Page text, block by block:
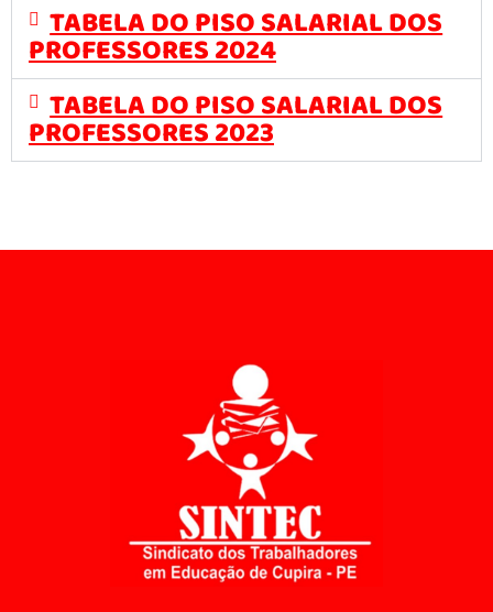
TABELA DO PISO SALARIAL DOS
PROFESSORES 2024
TABELA DO PISO SALARIAL DOS
PROFESSORES 2023